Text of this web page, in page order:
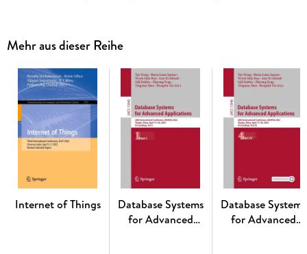
Inhaltsverzeichnis
Computer Graphics Theory and Applications. - Human
Computer Interaction Theory and Applications. - Information
Visualization Theory and Applications. - Computer Vision
Theory and Applications.
Mehr aus dieser Reihe
Internet of Things
Database Systems
for Advanced
Database Systems
for Advanced